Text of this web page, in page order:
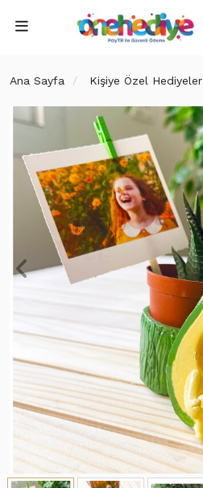
Ana Sayfa Kişiye Özel Hediyeler